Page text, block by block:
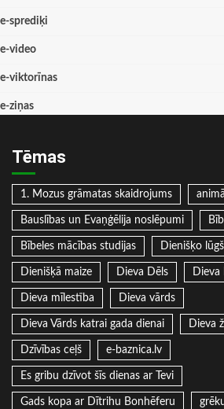
e-sprediķi
e-video
e-viktorīnas
e-ziņas
Tēmas
1. Mozus grāmatas skaidrojums
Bauslības un Evaņģēlija noslēpumi
Bībeles mācības studijas Dienišķo
Dienišķā maize Dieva Dēls Dieva
Dieva mīlestība Dieva vārds
Dieva Vārds katrai gada dienai Dieva
Dzīvības ceļš e-baznica.lv
Es gribu dzīvot šīs dienas ar Tevi
Gads kopa ar Dītrihu Bonhēferu